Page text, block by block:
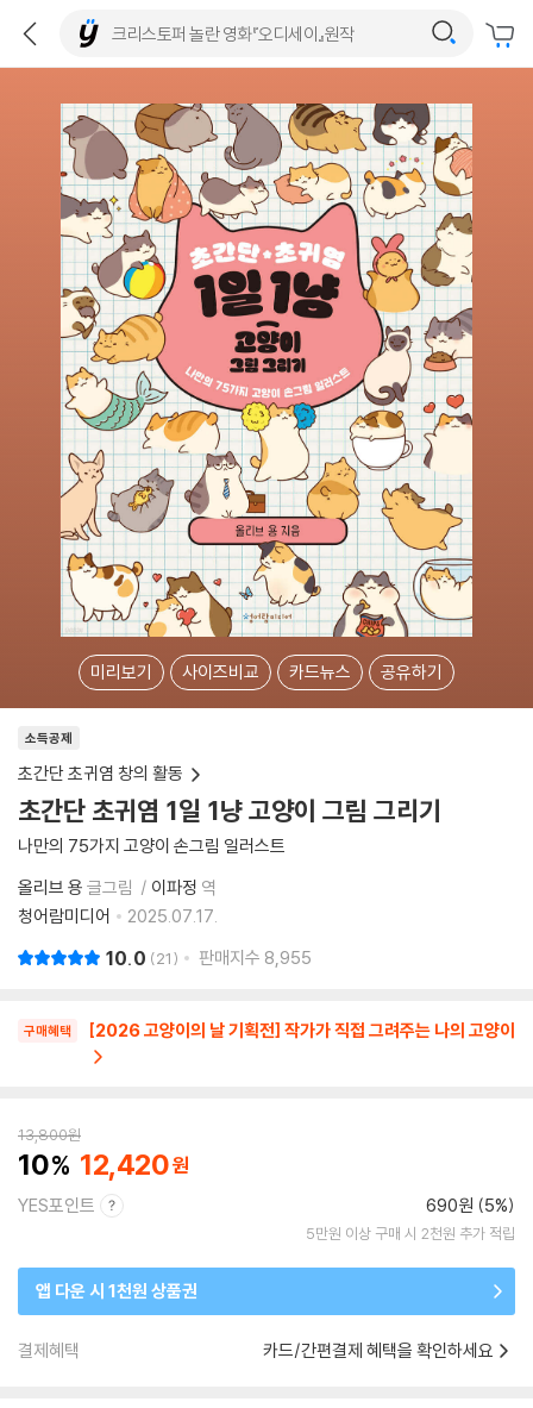
미리보기 사이즈비교 카드뉴스 공유하기
소득공제
초간단 초귀염 창의 활동
초간단 초귀염 1일 1냥 고양이 그림 그리기
나만의 75가지 고양이 손그림 일러스트
올리브 용 글그림 이파정 역
청어람미디어
2025.07.17.
10.0 21 판매지수 8,955
구매혜택 [2026 고양이의 날 기획전] 작가가 직접 그려주는 나의 고양이
13,800원
10 12,420
YES포인트 690원 (5%)
5만원 이상 구매 시 2천원 추가 적립
앱 다운 시 1천원 상품권
결제혜택 카드/간편결제 혜택을 확인하세요